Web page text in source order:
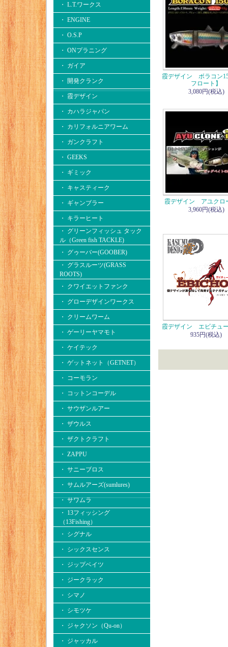
・ L.T.ワークス
・ ENGINE
・ O.S.P
・ ONプラニング
・ ガイア
・ 開発クランク
・ 霞デザイン
・ カハラジャパン
・ カリフォルニアワーム
・ ガンクラフト
・ GEEKS
・ ギミック
・ キャスティーク
・ ギャンブラー
・ キラーヒート
・ グリーンフィッシュ タック
ル（Green fish TACKLE)
・ グゥーバー(GOOBER)
・ グラスルーツ(GRASS
ROOTS)
・ クワイエットファンク
・ グローデザインワークス
・ クリームワーム
・ ゲーリーヤマモト
・ ケイテック
・ ゲットネット（GETNET）
・ コーモラン
・ コットンコーデル
・ サウザンルアー
・ ザウルス
・ ザクトクラフト
・ ZAPPU
・ サニーブロス
・ サムルアーズ(sumlures)
・ サワムラ
・ 13フィッシング
（13Fishing）
・ シグナル
・ シックスセンス
・ ジップベイツ
・ ジークラック
・ シマノ
・ シモツケ
・ ジャクソン（Qu-on）
・ ジャッカル
霞デザイン ボラコン
フロート】
3,080円(税込)
霞デザイン アユクロ
3,960円(税込)
霞デザイン エビチュ
935円(税込)